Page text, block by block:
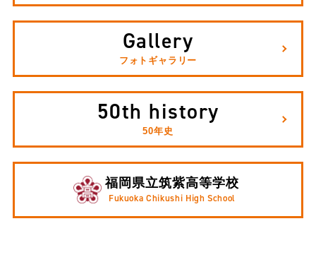
Gallery
フォトギャラリー
50th history
50年史
福岡県立筑紫高等学校
Fukuoka Chikushi High School